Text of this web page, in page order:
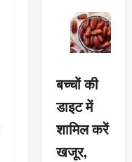
बच्चों की
डाइट में
शामिल करें
खजूर,